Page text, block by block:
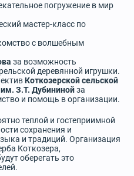
погружение в мир
мастер-класс по
с волшебным
за возможность
деревянной игрушки.
Коткозерской сельской
З.Т. Дубининойза
и помощь в организации.
теплой и гостеприимной
сохранения и
и традиций. Организация
Коткозера,
оберегать это